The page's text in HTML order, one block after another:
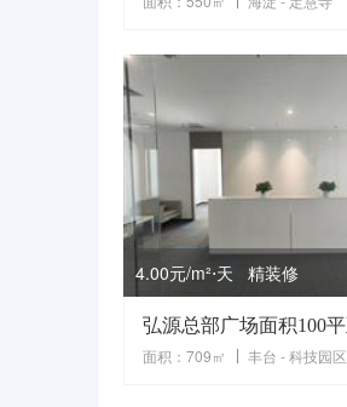
4.00元/m²⋅天 精装修
面积：709㎡
丰台 - 科技园区